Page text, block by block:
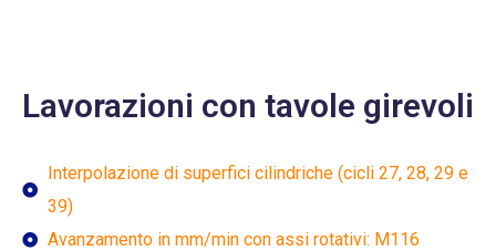
Lavorazioni con tavole girevoli
Interpolazione di superfici cilindriche (cicli 27, 28, 29 e
39)
Avanzamento in mm/min con assi rotativi: M116